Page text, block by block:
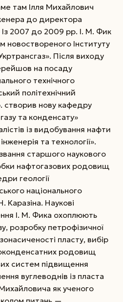
там Ілля Михайлович
до директора
Із 2007 до 2009 рр. І. М. Фик
Інституту
Після виходу
на посаду
технічного
політехнічний
створив нову кафедру
та конденсату»
із видобування нафти
та технології».
старшого нау­кового
нафтогазових родовищ
геології
національного
Каразіна. Наукові
І. М. Фика охоплюють
розробку петрофізичної
пласту, вибір
родовищ
систем підвищення
вуглеводнів із пласта
як ученого